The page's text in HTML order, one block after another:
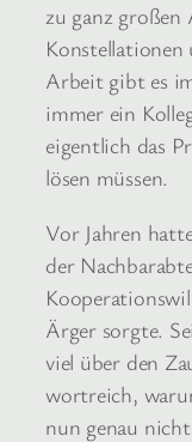
zu ganz großen
Arbeit gibt es
immer ein
eigentlich das
lösen müssen.
Vor Jahren
der
Ärger sorgte.
viel über den
wortreich,
nun genau